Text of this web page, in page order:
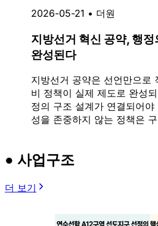
2026-05-21 • 더원
지방선거 혁신 공약, 행정
완성된다
지방선거 공약은 선언만으로
비 정책이 실제 제도로 완성
정의 구조 설계가 연결되어
성을 존중하지 않는 정책은
● 사업구조
더 보기